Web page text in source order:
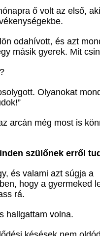
ő volt az első,
odahívott, és azt
másik gyerek. Mit
Olyanokat
arcán még most is
szülőnek erről
és valami azt súgja a
hogy a gyermeked
rá.
hallgattam volna.